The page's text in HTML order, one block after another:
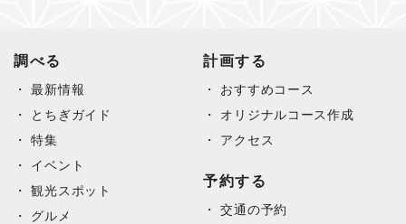
調べる
最新情報
とちぎガイド
特集
イベント
観光スポット
グルメ
計画する
おすすめコース
オリジナルコース作成
アクセス
予約する
交通の予約